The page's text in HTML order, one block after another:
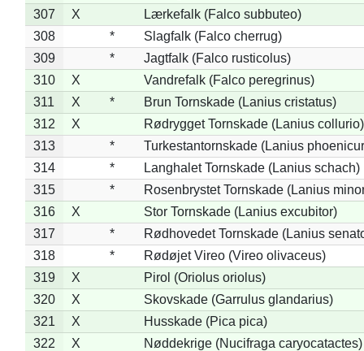
307
X
Lærkefalk (Falco subbuteo)
308
*
Slagfalk (Falco cherrug)
309
*
Jagtfalk (Falco rusticolus)
310
X
Vandrefalk (Falco peregrinus)
311
X *
Brun Tornskade (Lanius cristatus)
312
X
Rødrygget Tornskade (Lanius collurio)
313
*
Turkestantornskade (Lanius
314
*
Langhalet Tornskade (Lanius schach)
315
*
Rosenbrystet Tornskade (Lanius
316
X
Stor Tornskade (Lanius excubitor)
317
*
Rødhovedet Tornskade (Lanius
318
*
Rødøjet Vireo (Vireo olivaceus)
319
X
Pirol (Oriolus oriolus)
320
X
Skovskade (Garrulus glandarius)
321
X
Husskade (Pica pica)
322
X
Nøddekrige (Nucifraga caryocatactes)